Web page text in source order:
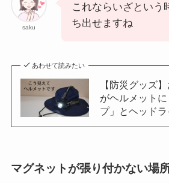
saku
これならいざという
ち出せますね
あわせて読みたい
【防災グッズ
がヘルメット
プ」とヘッドラ
マグネットが張り付かない場